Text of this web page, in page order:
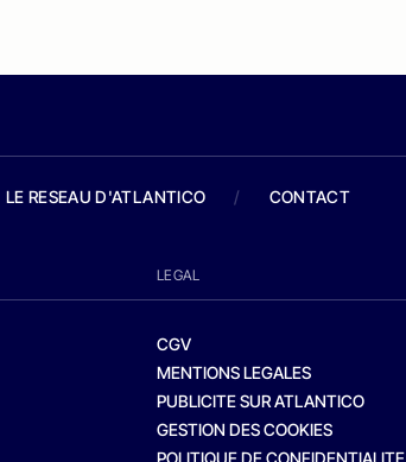
LE RESEAU D'ATLANTICO / CONTACT
LEGAL
CGV
MENTIONS LEGALES
PUBLICITE SUR ATLANTICO
GESTION DES COOKIES
POLITIQUE DE CONFIDENTIALITE